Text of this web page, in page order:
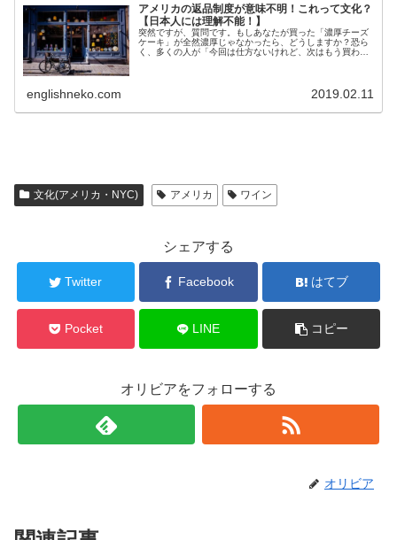
アメリカの返品制度が意味不明！これって文化？
【日本人には理解不能！】
突然ですが、質問です。もしあなたが買った「濃厚チーズ
ケーキ」が全然濃厚じゃなかったら、どうしますか？恐ら
く、多くの人が「今回は仕方ないけれど、次はもう買わな
englishneko.com 2019.02.11
文化(アメリカ・NYC) アメリカ ワイン
シェアする
Twitter Facebook はてブ
Pocket LINE コピー
オリビアをフォローする
オリビア